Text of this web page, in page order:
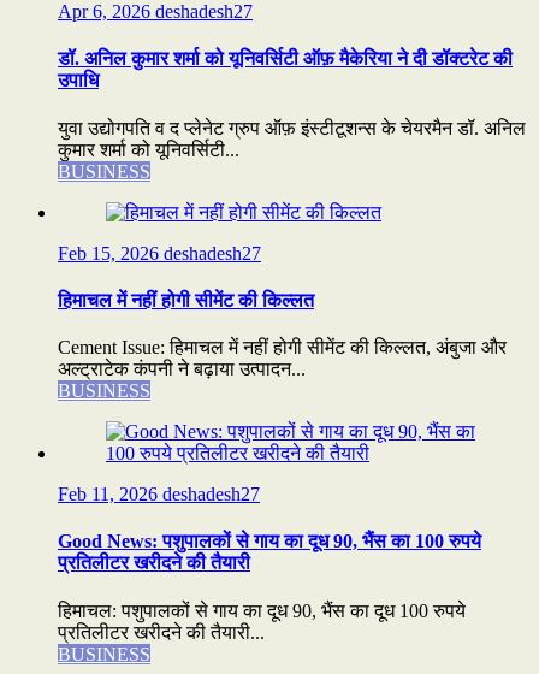
Apr 6, 2026 deshadesh27
डॉ. अनिल कुमार शर्मा को यूनिवर्सिटी ऑफ़ मैकेरिया ने दी डॉक्टरेट की
उपाधि
युवा उद्योगपति व द प्लेनेट ग्रुप ऑफ़ इंस्टीटूशन्स के चेयरमैन डॉ. अनिल
कुमार शर्मा को यूनिवर्सिटी...
BUSINESS
Feb 15, 2026 deshadesh27
हिमाचल में नहीं होगी सीमेंट की किल्लत
Cement Issue: हिमाचल में नहीं होगी सीमेंट की किल्लत, अंबुजा और
अल्ट्राटेक कंपनी ने बढ़ाया उत्पादन...
BUSINESS
Feb 11, 2026 deshadesh27
Good News: पशुपालकों से गाय का दूध 90, भैंस का 100 रुपये
प्रतिलीटर खरीदने की तैयारी
हिमाचल: पशुपालकों से गाय का दूध 90, भैंस का दूध 100 रुपये
प्रतिलीटर खरीदने की तैयारी...
BUSINESS